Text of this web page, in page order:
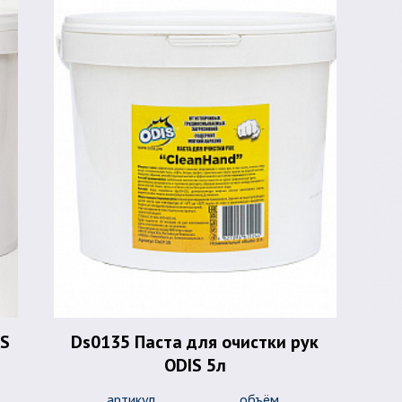
Ds0135 Паста для очистки рук
ODIS 5л